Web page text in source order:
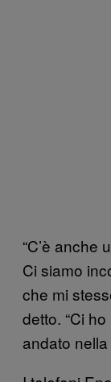
“C’è anche
Ci siamo
che mi
detto. “Ci
andato